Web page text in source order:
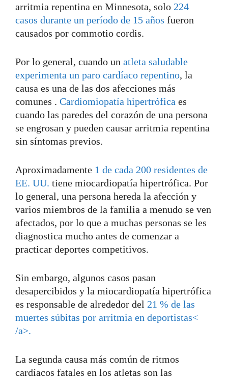
arritmia repentina en Minnesota, solo 224
casos durante un período de 15 años fueron
causados por commotio cordis.
Por lo general, cuando un atleta saludable
experimenta un paro cardíaco repentino, la
causa es una de las dos afecciones más
comunes . Cardiomiopatía hipertrófica es
cuando las paredes del corazón de una persona
se engrosan y pueden causar arritmia repentina
sin síntomas previos.
Aproximadamente 1 de cada 200 residentes de
EE. UU. tiene miocardiopatía hipertrófica. Por
lo general, una persona hereda la afección y
varios miembros de la familia a menudo se ven
afectados, por lo que a muchas personas se les
diagnostica mucho antes de comenzar a
practicar deportes competitivos.
Sin embargo, algunos casos pasan
desapercibidos y la miocardiopatía hipertrófica
es responsable de alrededor del 21 % de las
muertes súbitas por arritmia en deportistas<
/a>.
La segunda causa más común de ritmos
cardíacos fatales en los atletas son las